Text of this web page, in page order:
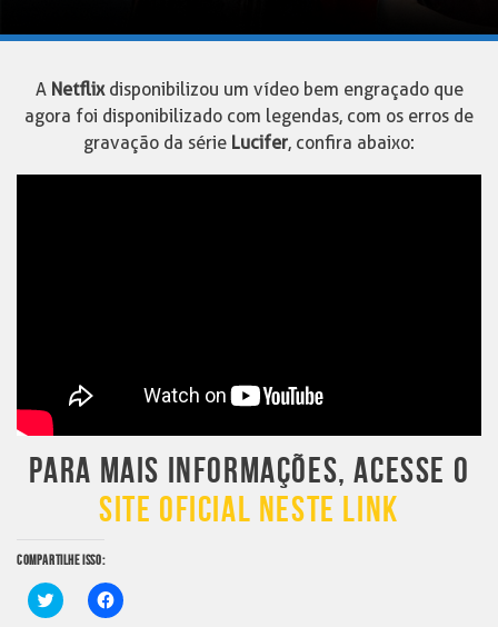
A Netflixdisponibilizou um vídeo bem engraçado que
agora foi disponibilizado com legendas, com os erros de
gravação da série Lucifer, confira abaixo:
PARA MAIS INFORMAÇÕES, ACESSE O
SITE OFICIAL NESTE LINK
COMPARTILHE ISSO:
Clique
para
Clique
para